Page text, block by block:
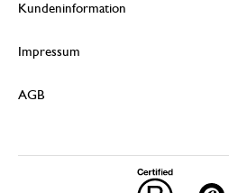
Kundeninformation
Impressum
AGB